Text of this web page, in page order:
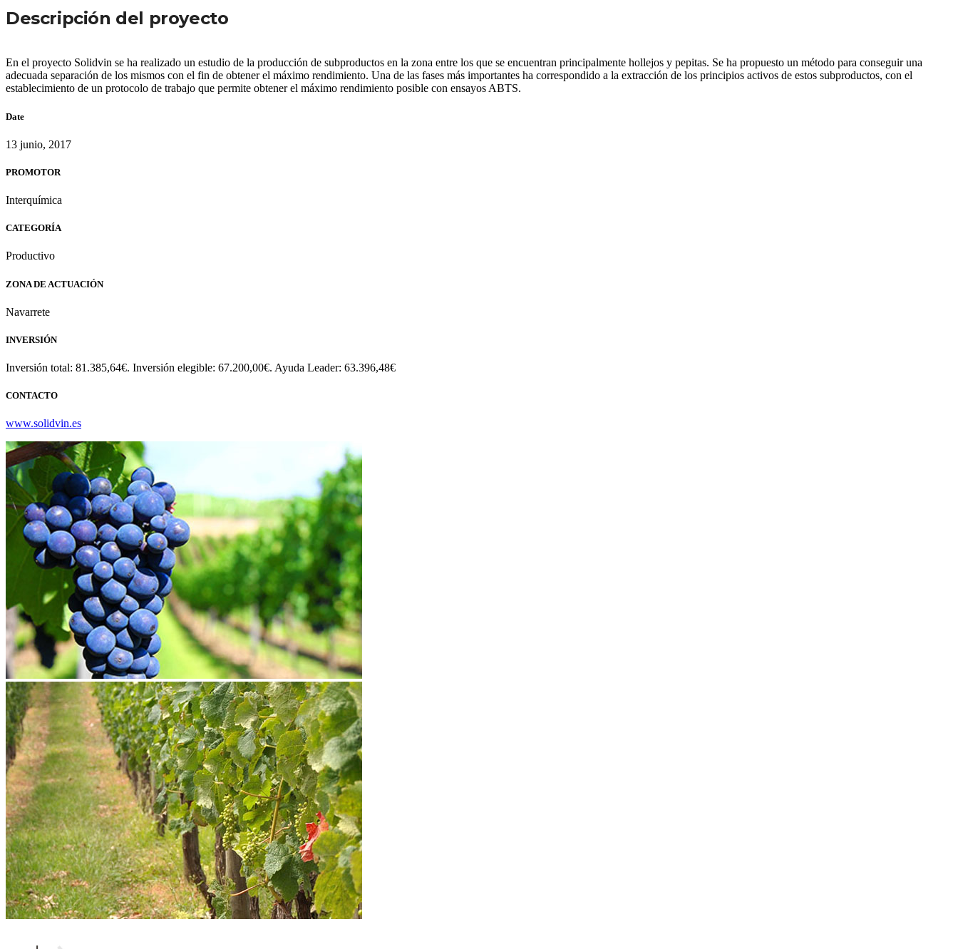
Descripción del proyecto
En el proyecto Solidvin se ha realizado un estudio de la producción de subproductos en la zona entre los que se encuentran principalmente hollejos y pepitas. Se ha propuesto un método para conseguir una
adecuada separación de los mismos con el fin de obtener el máximo rendimiento. Una de las fases más importantes ha correspondido a la extracción de los principios activos de estos subproductos, con el
establecimiento de un protocolo de trabajo que permite obtener el máximo rendimiento posible con ensayos ABTS.
Date
13 junio, 2017
PROMOTOR
Interquímica
CATEGORÍA
Productivo
ZONA DE ACTUACIÓN
Navarrete
INVERSIÓN
Inversión total: 81.385,64€. Inversión elegible: 67.200,00€. Ayuda Leader: 63.396,48€
CONTACTO
www.solidvin.es